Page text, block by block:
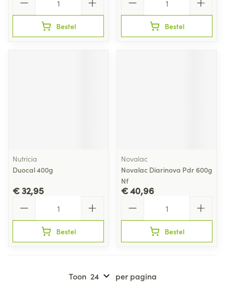
Bestel Bestel
Nutricia
Duocal 400g
€ 32,95
Bestel
Novalac
Novalac Diarinova Pdr 600g
Nf
€ 40,96
Bestel
Toon per pagina